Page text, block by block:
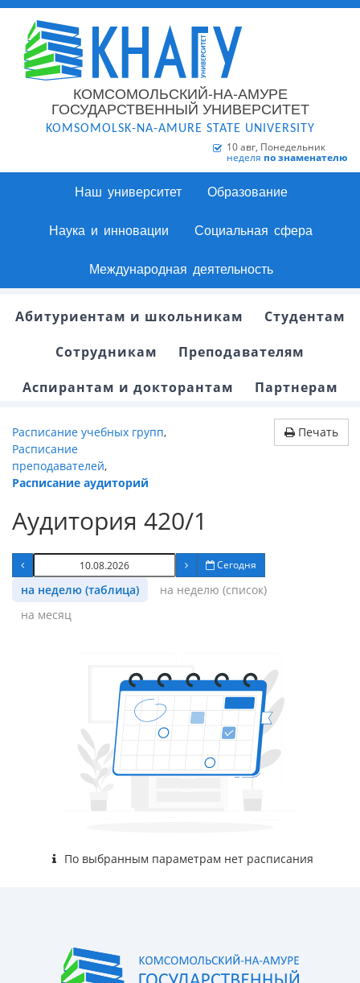
КОМСОМОЛЬСКИЙ-НА-АМУРЕ
ГОСУДАРСТВЕННЫЙ УНИВЕРСИТЕТ
KOMSOMOLSK-NA-AMURE STATE UNIVERSITY
10 авг, Понедельник
неделя по знаменателю
Наш университет Образование
Наука и инновации Социальная сфера
Международная деятельность
Абитуриентам и школьникам
Студентам
Сотрудникам
Преподавателям
Аспирантам и докторантам
Партнерам
Расписание учебных групп,
Расписание
преподавателей,
Расписание аудиторий
Печать
Аудитория 420/1
Сегодня
на неделю (таблица)
на неделю (список)
на месяц
По выбранным параметрам нет расписания